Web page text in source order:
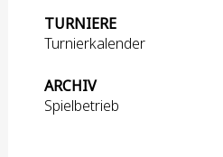
TURNIERE
Turnierkalender
ARCHIV
Spielbetrieb